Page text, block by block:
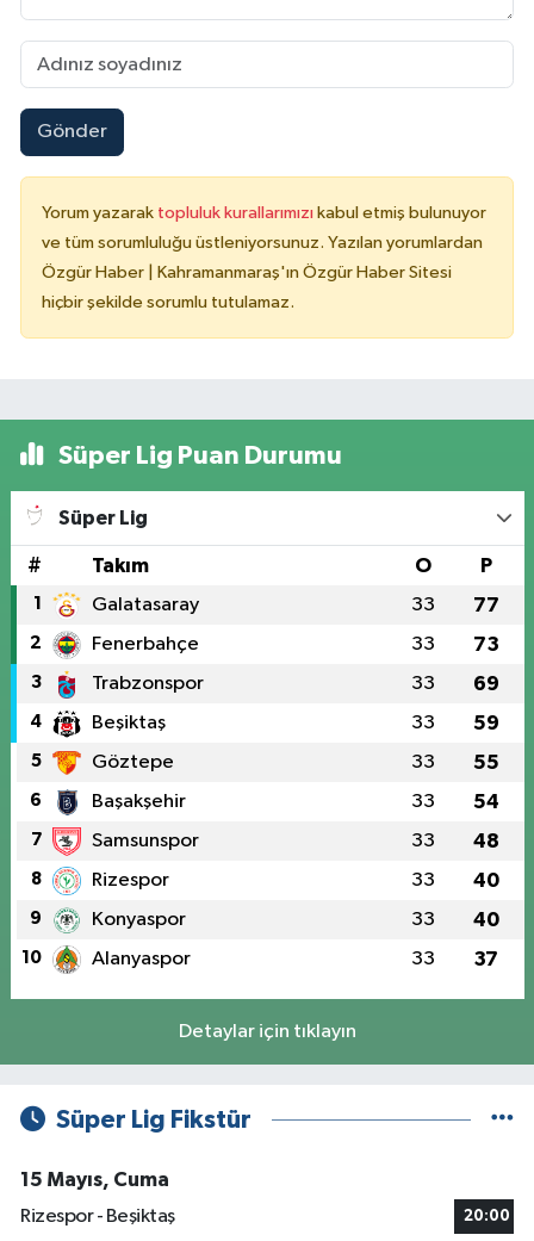
Gönder
Yorum yazarak topluluk kurallarımızı kabul etmiş bulunuyor
ve tüm sorumluluğu üstleniyorsunuz. Yazılan yorumlardan
Özgür Haber | Kahramanmaraş'ın Özgür Haber Sitesi
hiçbir şekilde sorumlu tutulamaz.
Süper Lig Puan Durumu
Süper Lig
# Takım O P
1 Galatasaray 33 77
2 Fenerbahçe 33 73
3 Trabzonspor 33 69
4 Beşiktaş 33 59
5 Göztepe 33 55
6 Başakşehir 33 54
7 Samsunspor 33 48
8 Rizespor 33 40
9 Konyaspor 33 40
10 Alanyaspor 33 37
Detaylar için tıklayın
Süper Lig Fikstür
15 Mayıs, Cuma
Rizespor - Beşiktaş
20:00